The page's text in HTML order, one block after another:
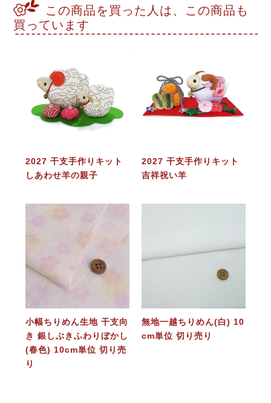
この商品を買った人は、この商品も
買っています
2027 干支手作りキット
しあわせ羊の親子
2027 干支手作りキット
吉祥祝い羊
小幅ちりめん生地 干支向
き 銀しぶきふわりぼかし
(春色) 10cm単位 切り売
り
無地一越ちりめん(白) 10
cm単位 切り売り